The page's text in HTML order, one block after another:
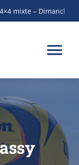
mixte – Dimanche14